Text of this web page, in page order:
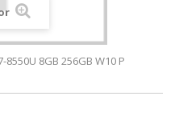
8GB 256GB W10 P